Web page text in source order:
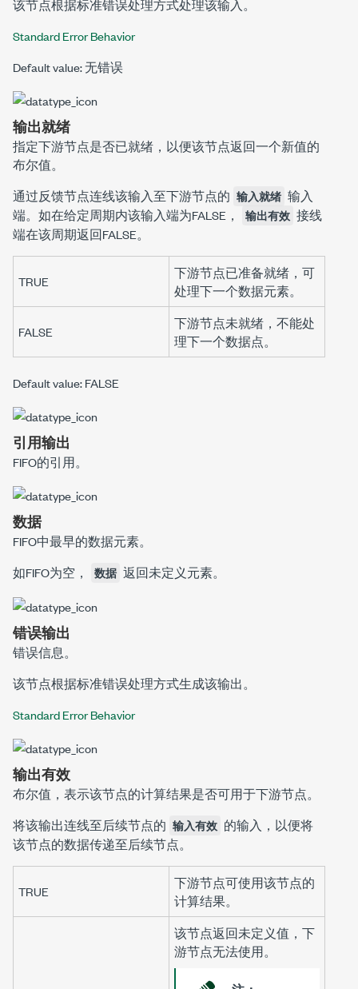
该节点根据标准错误处理方式处理该输入。
Standard Error Behavior
Default value: 无错误
输出就绪
指定下游节点是否已就绪，以便该节点返回一个新值的
布尔值。
通过反馈节点连线该输入至下游节点的 输入就绪 输入
端。如在给定周期内该输入端为FALSE，
输出有效 接线
端在该周期返回FALSE。
TRUE
下游节点已准备就绪，可
处理下一个数据元素。
FALSE
下游节点未就绪，不能处
理下一个数据点。
Default value: FALSE
引用输出
FIFO的引用。
数据
FIFO中最早的数据元素。
如FIFO为空，
数据 返回未定义元素。
错误输出
错误信息。
该节点根据标准错误处理方式生成该输出。
Standard Error Behavior
输出有效
布尔值，表示该节点的计算结果是否可用于下游节点。
将该输出连线至后续节点的 输入有效 的输入，以便将
该节点的数据传递至后续节点。
TRUE
下游节点可使用该节点的
计算结果。
该节点返回未定义值，下
游节点无法使用。